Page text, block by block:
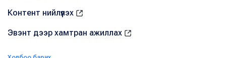
Контент нийлүүлэх
Эвэнт дээр хамтран ажиллах